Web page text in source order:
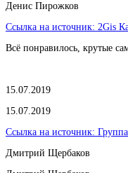
​Денис Пирожков
Ссылка на источник: 2Gis
Всё понравилось, крутые
15.07.2019
15.07.2019
Ссылка на источник:
Дмитрий Щербаков